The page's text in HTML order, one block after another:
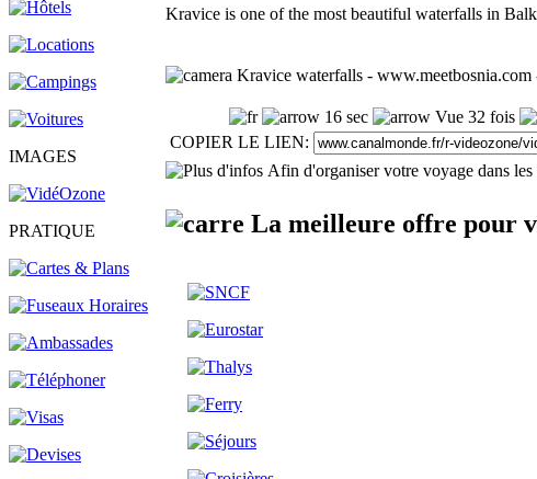
IMAGES
PRATIQUE
Kravice is one of the most beautiful waterfalls in
Kravice waterfalls -
16 sec Vue 32 fois
COPIER LE LIEN:
Afin d'organiser votre voyage dans
La meilleure offre pour